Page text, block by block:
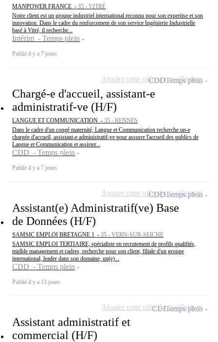
MANPOWER FRANCE - 35 - VITRÉ
Notre client est un groupe industriel international reconnu pour son expertise et son
innovation. Dans le cadre du renforcement de son service Ingénierie Industrielle
basé à Vitré, il recherche...
Intérim - Temps plein
Publié il y a 7 jours
Chargé-e d'accueil, assistant-e
administratif-ve (H/F)
LANGUE ET COMMUNICATION - 35 - RENNES
Dans le cadre d'un congé maternité, Langue et Communication recherche un-e
chargée d'accueil, assistant-e administratif-ve pour assurer l'accueil des publics de
Langue et Communication et assister...
CDD - Temps plein
Publié il y a 7 jours
CDDTemps plein
Ajouter cette offre à ma sélection
Assistant(e) Administratif(ve) Base
de Données (H/F)
SAMSIC EMPLOI BRETAGNE 1 - 35 - VERN-SUR-SEICHE
SAMSIC EMPLOI TERTIAIRE, spécialiste en recrutement de profils qualifiés,
midlde management et cadres, recherche pour son client, filiale d'un groupe
international, leader dans son domaine, un(e)...
CDD - Temps plein
Publié il y a 13 jours
CDDTemps plein
Ajouter cette offre à ma sélection
Assistant administratif et
commercial (H/F)
CDITemps plein
Ajouter cette offre à ma sélection